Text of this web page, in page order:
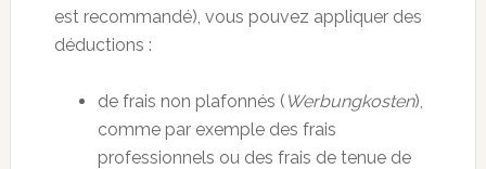
est recommandé), vous pouvez appliquer des
déductions :
de frais non plafonnés ( Werbungkosten),
comme par exemple des frais
professionnels ou des frais de tenue de